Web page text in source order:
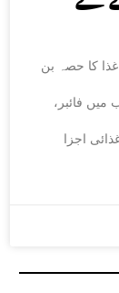
کا حصہ بن
فائبر،
اجزا